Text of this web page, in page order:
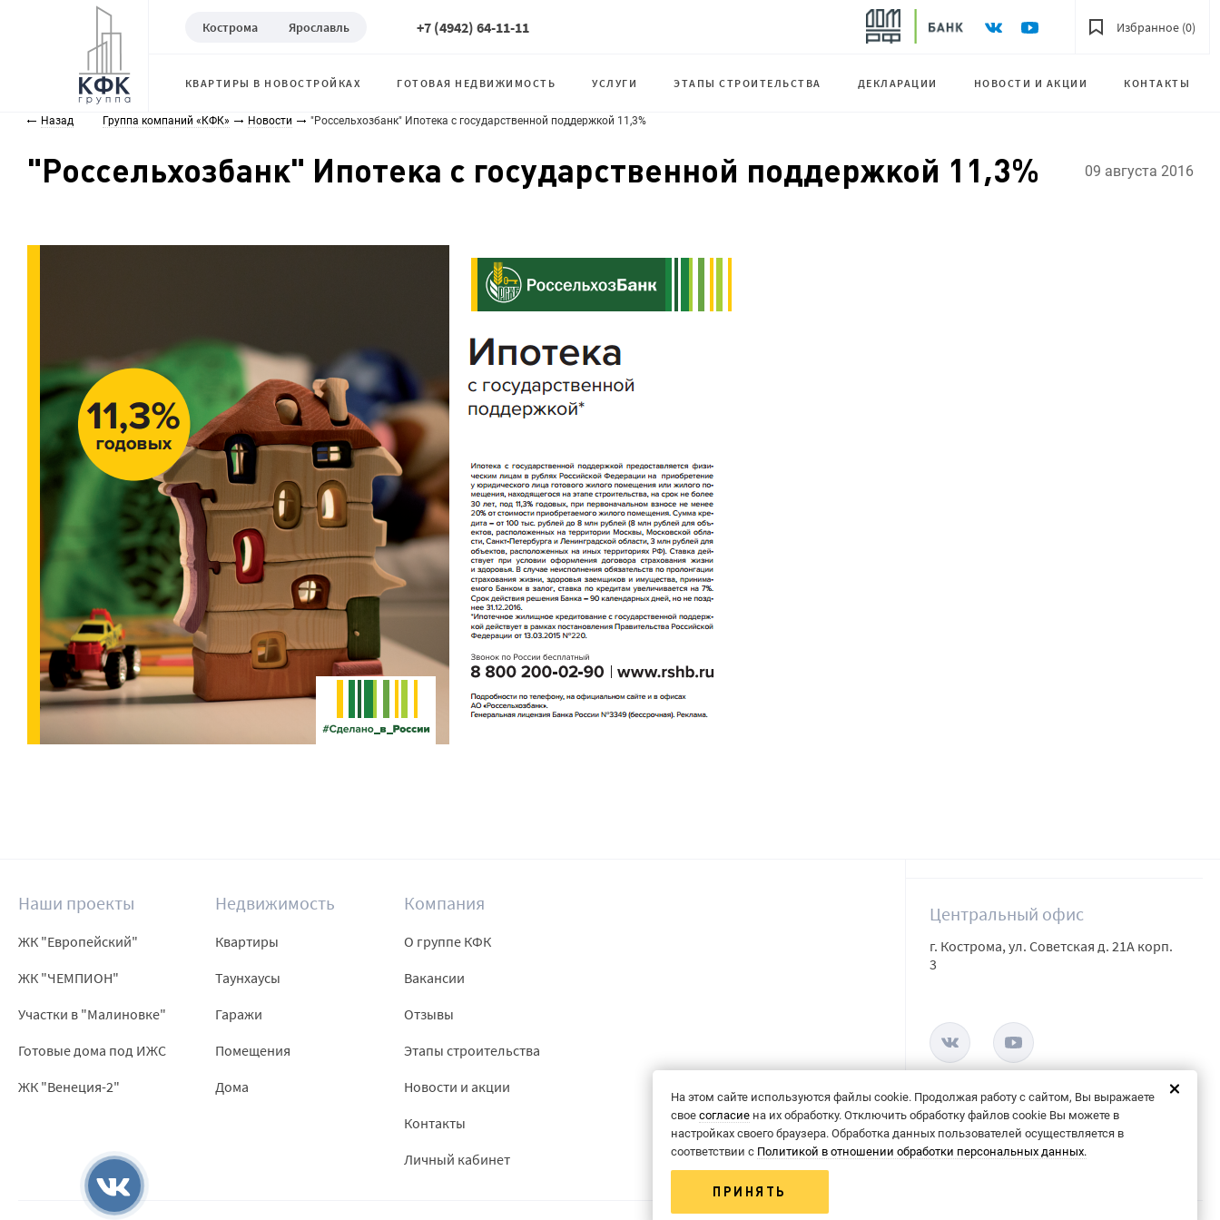
На этом сайте используются файлы cookie. Продолжая работу с сайтом, Вы выражаете
свое согласие на их обработку. Отключить обработку файлов cookie Вы можете в
настройках своего браузера. Обработка данных пользователей осуществляется в
соответствии с Политикой в отношении обработки персональных данных.
ПРИНЯТЬ
Кострома Ярославль +7 (4942) 64-11-11 Избранное (0)
КВАРТИРЫ В НОВОСТРОЙКАХ ГОТОВАЯ НЕДВИЖИМОСТЬ УСЛУГИ ЭТАПЫ СТРОИТЕЛЬСТВА ДЕКЛАРАЦИИ НОВОСТИ И АКЦИИ КОНТАКТЫ
Назад Группа компаний «КФК» Новости "Россельхозбанк" Ипотека с государственной поддержкой 11,3%
"Россельхозбанк" Ипотека с государственной поддержкой 11,3% 09 августа 2016
Наши проекты
ЖК "Европейский"
ЖК "ЧЕМПИОН"
Участки в "Малиновке"
Готовые дома под ИЖС
ЖК "Венеция-2"
Недвижимость
Квартиры
Таунхаусы
Гаражи
Помещения
Дома
Компания
О группе КФК
Вакансии
Отзывы
Этапы строительства
Новости и акции
Контакты
Личный кабинет
Центральный офис
г. Кострома, ул. Советская д. 21А корп.
3